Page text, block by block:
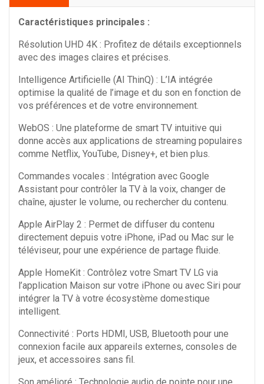
Caractéristiques principales :
Résolution UHD 4K : Profitez de détails exceptionnels
avec des images claires et précises.
Intelligence Artificielle (AI ThinQ) : L’IA intégrée
optimise la qualité de l’image et du son en fonction de
vos préférences et de votre environnement.
WebOS : Une plateforme de smart TV intuitive qui
donne accès aux applications de streaming populaires
comme Netflix, YouTube, Disney+, et bien plus.
Commandes vocales : Intégration avec Google
Assistant pour contrôler la TV à la voix, changer de
chaîne, ajuster le volume, ou rechercher du contenu.
Apple AirPlay 2 : Permet de diffuser du contenu
directement depuis votre iPhone, iPad ou Mac sur le
téléviseur, pour une expérience de partage fluide.
Apple HomeKit : Contrôlez votre Smart TV LG via
l’application Maison sur votre iPhone ou avec Siri pour
intégrer la TV à votre écosystème domestique
intelligent.
Connectivité : Ports HDMI, USB, Bluetooth pour une
connexion facile aux appareils externes, consoles de
jeux, et accessoires sans fil.